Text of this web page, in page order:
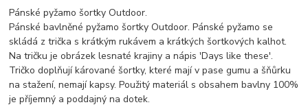
Pánské pyžamo šortky Outdoor.
Pánské bavlněné pyžamo šortky Outdoor. Pánské pyžamo se
skládá z trička s krátkým rukávem a krátkých šortkových kalhot.
Na tričku je obrázek lesnaté krajiny a nápis 'Days like these'.
Tričko doplňují kárované šortky, které mají v pase gumu a šňůrku
na stažení, nemají kapsy. Použitý materiál s obsahem bavlny 100%
je příjemný a poddajný na dotek.